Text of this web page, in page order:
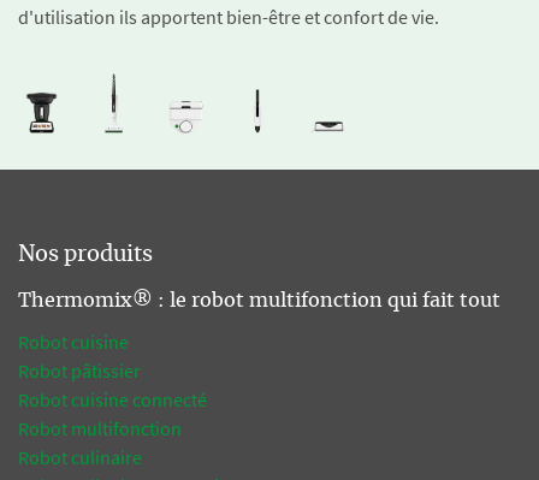
d'utilisation ils apportent bien-être et confort de vie.
Nos produits
Thermomix® : le robot multifonction qui fait tout
Robot cuisine
Robot pâtissier
Robot cuisine connecté
Robot multifonction
Robot culinaire